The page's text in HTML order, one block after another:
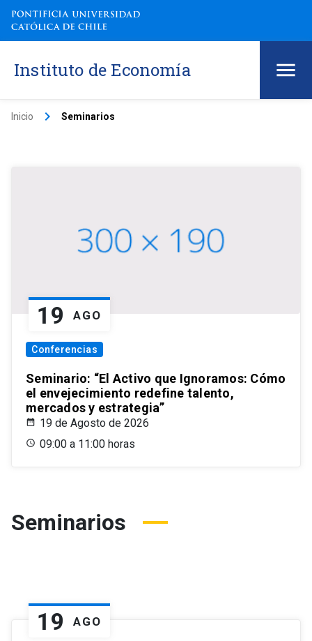
Instituto de Economía
Inicio keyboard_arrow_right Seminarios
19 AGO
Conferencias
Seminario: “El Activo que Ignoramos: Cómo
el envejecimiento redefine talento,
mercados y estrategia”
19 de Agosto de 2026
09:00 a 11:00 horas
Seminarios
19 AGO